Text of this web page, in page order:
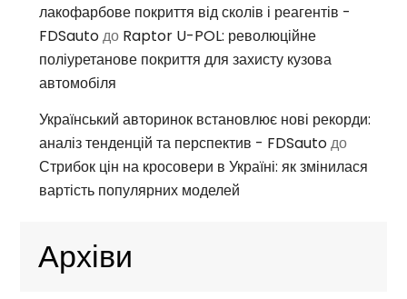
лакофарбове покриття від сколів і реагентів -
FDSautoдо Raptor U-POL: революційне
поліуретанове покриття для захисту кузова
автомобіля
Український авторинок встановлює нові рекорди:
аналіз тенденцій та перспектив - FDSautoдо
Стрибок цін на кросовери в Україні: як змінилася
вартість популярних моделей
Архіви